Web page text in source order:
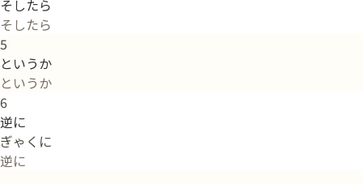
そしたら
そしたら
5
というか
というか
6
逆に
ぎゃくに
逆に